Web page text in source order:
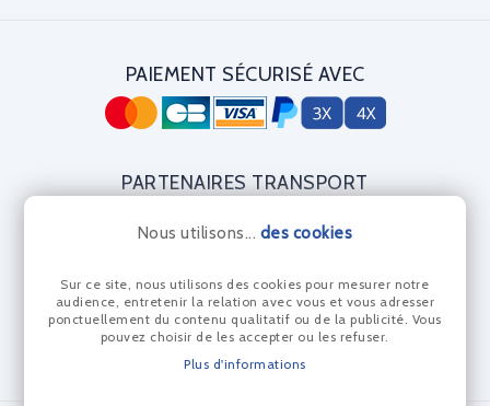
Nous utilisons... des cookies
Sur ce site, nous utilisons des cookies pour mesurer notre
audience, entretenir la relation avec vous et vous adresser
ponctuellement du contenu qualitatif ou de la publicité. Vous
pouvez choisir de les accepter ou les refuser.
Plus d'informations
PAIEMENT SÉCURISÉ AVEC
PARTENAIRES TRANSPORT
CERTIFICAT DIAMANT